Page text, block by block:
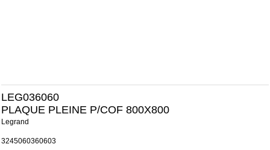
LEG036060
PLAQUE PLEINE P/COF 800X800
Legrand
3245060360603